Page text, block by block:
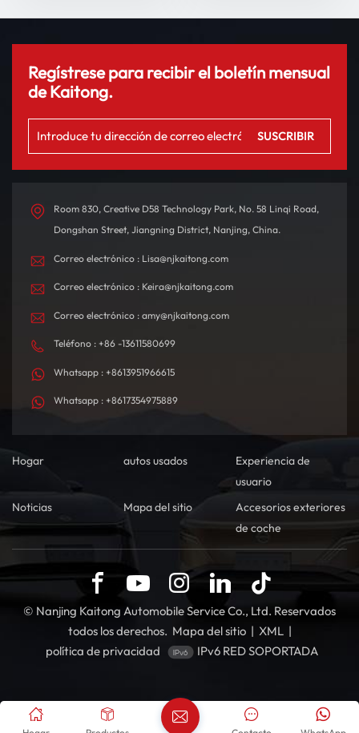
Regístrese para recibir el boletín mensual
de Kaitong.
Room 830, Creative D58 Technology Park, No. 58 Linqi Road,
Dongshan Street, Jiangning District, Nanjing, China.
Correo electrónico : Lisa@njkaitong.com
Correo electrónico : Keira@njkaitong.com
Correo electrónico : amy@njkaitong.com
Teléfono : +86 -13611580699
Whatsapp : +8613951966615
Whatsapp : +8617354975889
Hogar autos usados
Experiencia de
usuario
Noticias
Mapa del sitio
Accesorios exteriores
de coche
© Nanjing Kaitong Automobile Service Co., Ltd. Reservados
todos los derechos. Mapa del sitio | XML |
política de privacidad
IPv6 RED SOPORTADA